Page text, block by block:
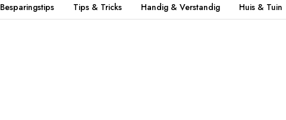
Besparingstips Tips & Tricks Handig & Verstandig Huis & Tuin